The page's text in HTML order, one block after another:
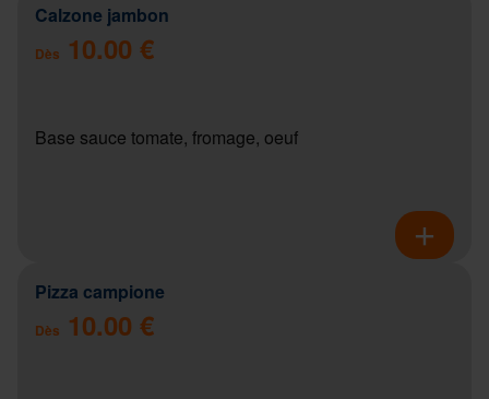
Calzone jambon
Dès 10.00 €
Base sauce tomate, fromage, oeuf
Pizza campione
Dès 10.00 €